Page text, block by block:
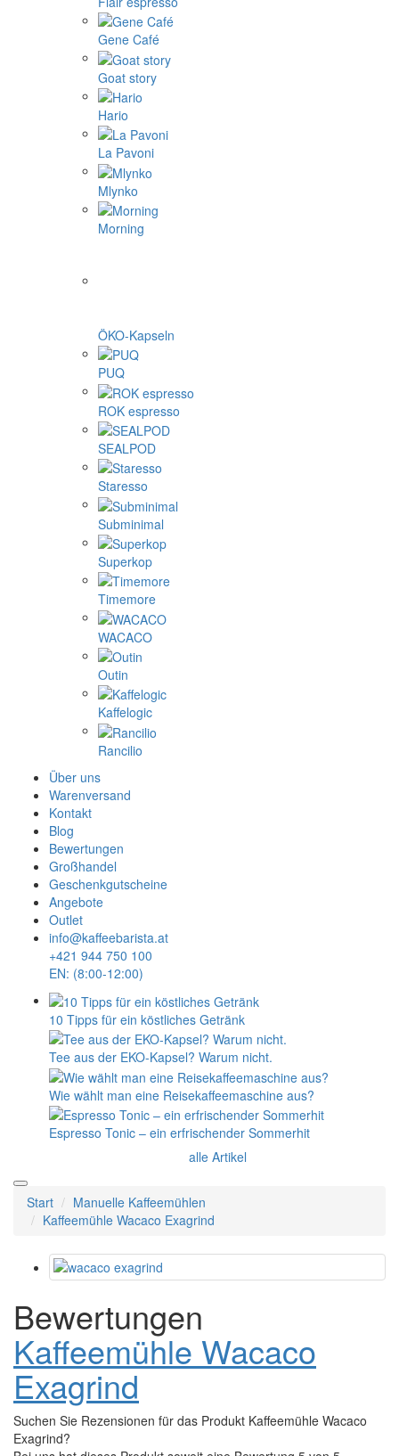
Gene Café
Goat story
Hario
La Pavoni
Mlynko
Morning
ÖKO-Kapseln
PUQ
ROK espresso
SEALPOD
Staresso
Subminimal
Superkop
Timemore
WACACO
Outin
Kaffelogic
Rancilio
Über uns
Warenversand
Kontakt
Blog
Bewertungen
Großhandel
Geschenkgutscheine
Angebote
Outlet
info@kaffeebarista.at
+421 944 750 100
EN: (8:00-12:00)
10 Tipps für ein köstliches Getränk
Tee aus der EKO-Kapsel? Warum nicht.
Wie wählt man eine Reisekaffeemaschine aus?
Espresso Tonic – ein erfrischender Sommerhit
alle Artikel
Start
Manuelle Kaffeemühlen
Kaffeemühle Wacaco Exagrind
Bewertungen
Kaffeemühle Wacaco
Exagrind
Suchen Sie Rezensionen für das Produkt Kaffeemühle Wacaco
Exagrind?